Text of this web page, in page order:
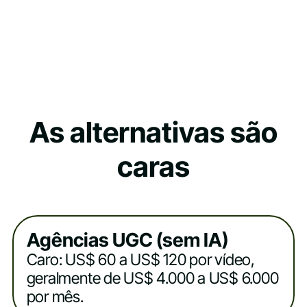
As alternativas são
caras
Agências UGC (sem IA)
Caro: US$ 60 a US$ 120 por vídeo,
geralmente de US$ 4.000 a US$ 6.000
por mês.